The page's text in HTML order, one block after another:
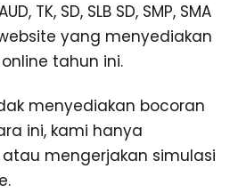
SD, SLB SD, SMP, SMA
yang menyediakan
tahun ini.
menyediakan bocoran
ini, kami hanya
mengerjakan simulasi